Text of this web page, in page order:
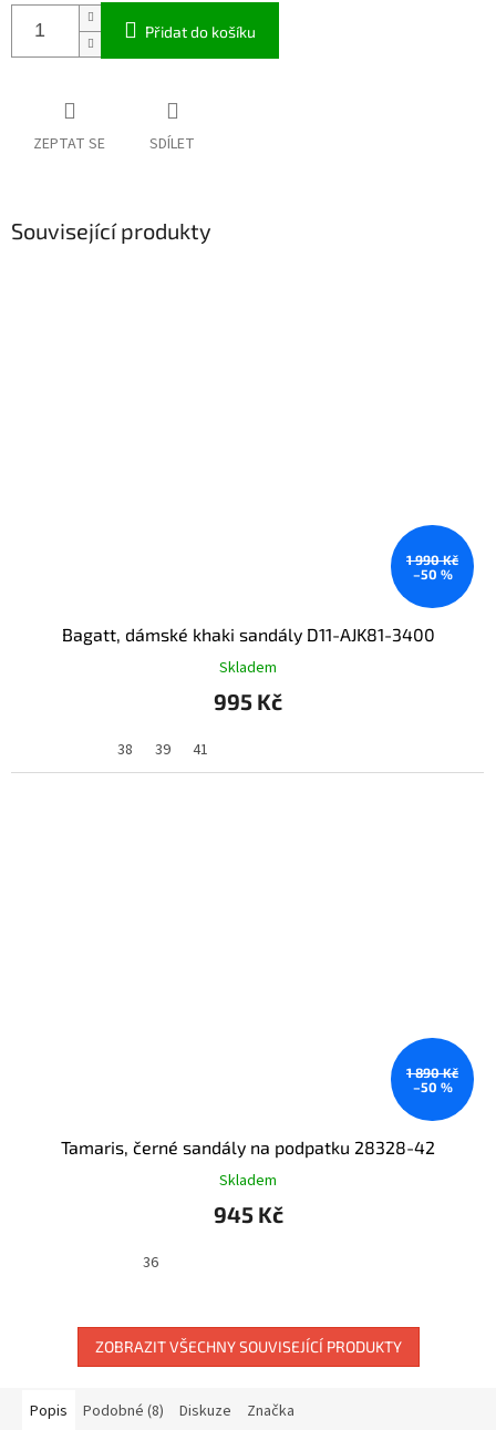
Přidat do košíku
ZEPTAT SE SDÍLET
Související produkty
1 990 Kč
–50 %
Bagatt, dámské khaki sandály D11-AJK81-3400
Skladem
995 Kč
38 39 41
1 890 Kč
–50 %
Tamaris, černé sandály na podpatku 28328-42
Skladem
945 Kč
36
ZOBRAZIT VŠECHNY SOUVISEJÍCÍ PRODUKTY
Popis Podobné (8) Diskuze Značka